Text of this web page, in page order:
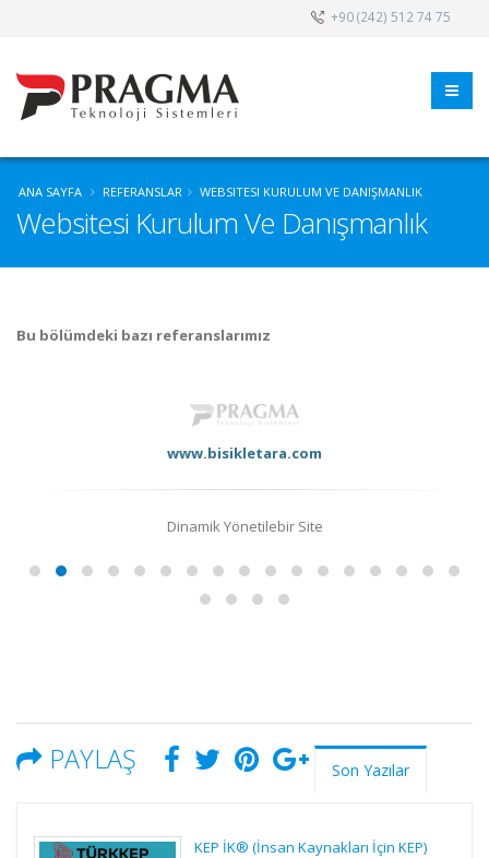
+90 (242) 512 74 75
ANA SAYFA REFERANSLAR WEBSITESI KURULUM VE DANIŞMANLIK
Websitesi Kurulum Ve Danışmanlık
Bu bölümdeki bazı referanslarımız
www.bisikletara.com
Dinamik Yönetilebir Site
PAYLAŞ Son Yazılar
KEP İK® (İnsan Kaynakları İçin KEP)